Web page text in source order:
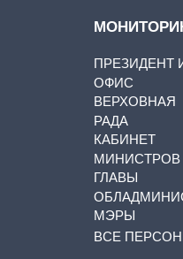
ПРЕЗИДЕНТ
ОФИС
ВЕРХОВНАЯ
РАДА
КАБИНЕТ
МИНИСТРОВ
ГЛАВЫ
МЭРЫ
ВСЕ